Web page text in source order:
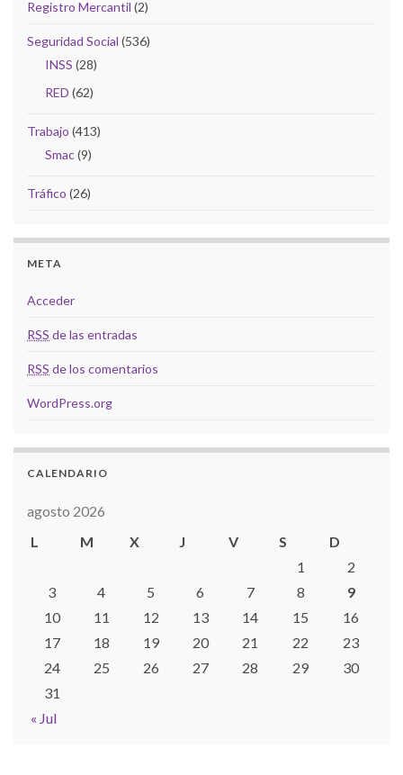
Registro Mercantil (2)
Seguridad Social (536)
INSS (28)
RED (62)
Trabajo (413)
Smac(9)
Tráfico (26)
META
Acceder
RSS de las entradas
RSS de los comentarios
WordPress.org
CALENDARIO
agosto 2026
L
M X J V S D
« Jul
1
2
3
4 5 6 7 8
9
10
11 12 13 14 15
16
17
18 19 20 21 22
23
24
25 26 27 28 29
30
31